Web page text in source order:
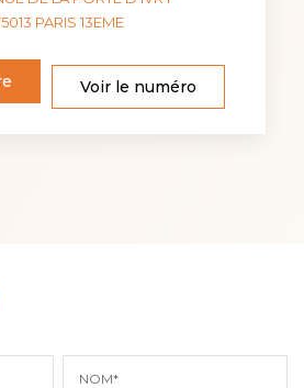
PARIS 13EME
Voir le numéro
NOM*